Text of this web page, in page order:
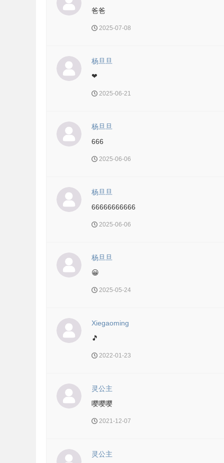
爸爸
2025-07-08
杨旦旦
❤
2025-06-21
杨旦旦
666
2025-06-06
杨旦旦
66666666666
2025-06-06
杨旦旦
😀
2025-05-24
Xiegaoming
🎵
2022-01-23
灵公主
嘤嘤嘤
2021-12-07
灵公主